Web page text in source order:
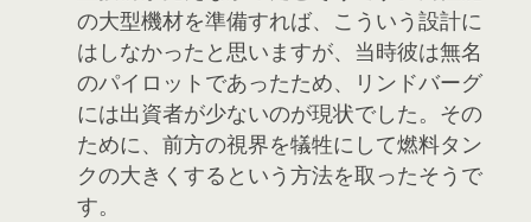
の大型機材を準備すれば、こういう設計に
はしなかったと思いますが、当時彼は無名
のパイロットであったため、リンドバーグ
には出資者が少ないのが現状でした。その
ために、前方の視界を犠牲にして燃料タン
クの大きくするという方法を取ったそうで
す。